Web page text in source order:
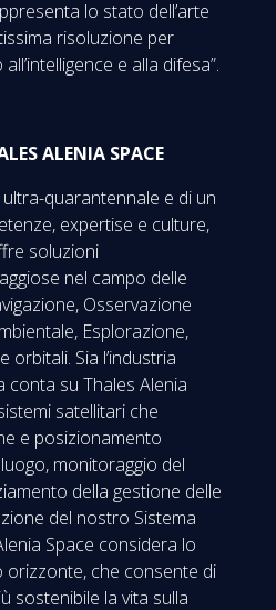
lo stato dell’arte
risoluzione per
e alla difesa”.
ALENIA SPACE
quarantennale e di un
expertise e culture,
soluzioni
nel campo delle
Osservazione
Esplorazione,
Sia l’industria
conta su Thales Alenia
satellitari che
e posizionamento
monitoraggio del
della gestione delle
del nostro Sistema
Space considera lo
orizzonte, che consente di
sostenibile la vita sulla